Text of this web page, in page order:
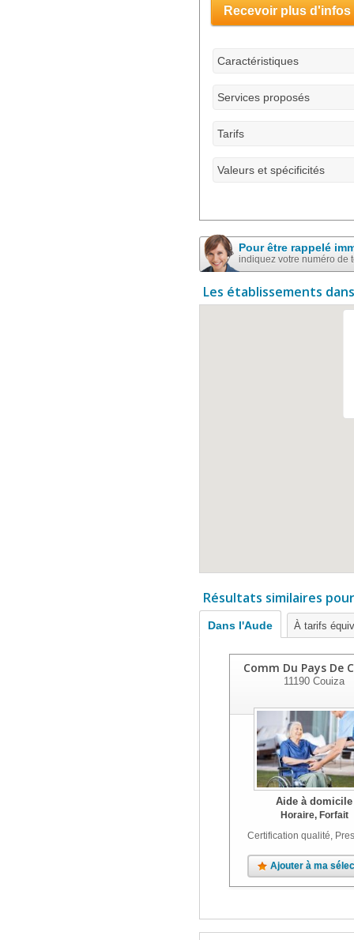
Recevoir plus d'infos
Caractéristiques
Services proposés
Tarifs
Valeurs et spécificités
Pour être rappelé
indiquez votre numéro de
Les établissements
Résultats similaires
Dans l'Aude À tarifs
Comm Du Pays De
11190 Couiza
Aide à domicile
Horaire, Forfait
Certification qualité,
Ajouter à ma